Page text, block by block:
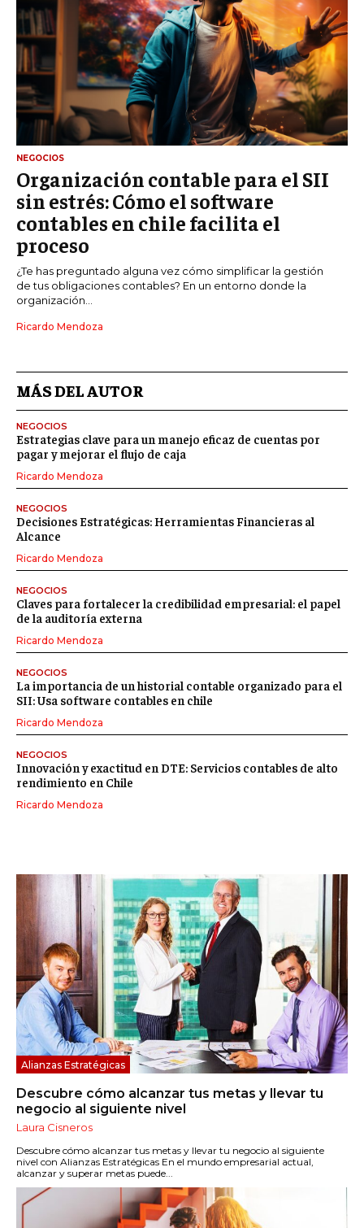
Alianzas Estratégicas
Descubre cómo alcanzar tus metas y llevar tu
negocio al siguiente nivel
Laura Cisneros
Descubre cómo alcanzar tus metas y llevar tu negocio al siguiente
nivel con Alianzas Estratégicas En el mundo empresarial actual,
alcanzar y superar metas puede...
NEGOCIOS
Organización contable para el SII
sin estrés: Cómo el software
contables en chile facilita el
proceso
¿Te has preguntado alguna vez cómo simplificar la gestión
de tus obligaciones contables? En un entorno donde la
organización...
Ricardo Mendoza
MÁS DEL AUTOR
NEGOCIOS
Estrategias clave para un manejo eficaz de cuentas por
pagar y mejorar el flujo de caja
Ricardo Mendoza
NEGOCIOS
Decisiones Estratégicas: Herramientas Financieras al
Alcance
Ricardo Mendoza
NEGOCIOS
Claves para fortalecer la credibilidad empresarial: el papel
de la auditoría externa
Ricardo Mendoza
NEGOCIOS
La importancia de un historial contable organizado para el
SII: Usa software contables en chile
Ricardo Mendoza
NEGOCIOS
Innovación y exactitud en DTE: Servicios contables de alto
rendimiento en Chile
Ricardo Mendoza